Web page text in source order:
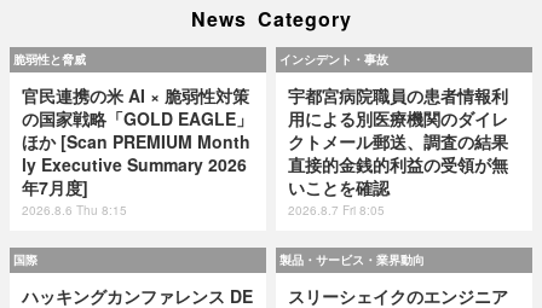
News Category
脆弱性と脅威
官民連携の米 AI × 脆弱性対策
の国家戦略「GOLD EAGLE」
ほか [Scan PREMIUM Month
ly Executive Summary 2026
年7月度]
2026.8.6 Thu 8:15
インシデント・事故
宇都宮病院職員の患者情報利
用による別医療機関のダイレ
クトメール郵送、調査の結果
直接的金銭的利益の受領が無
いことを確認
2026.8.7 Fri 8:05
国際
ハッキングカンファレンス DE
製品・サービス・業界動向
スリーシェイクのエンジニア